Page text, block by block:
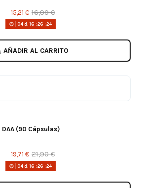
15,21 € 16,90 €
04d. 16 :26 :24
AÑADIR AL CARRITO
DAA (90 Cápsulas)
19,71 € 21,90 €
04d. 16 :26 :24